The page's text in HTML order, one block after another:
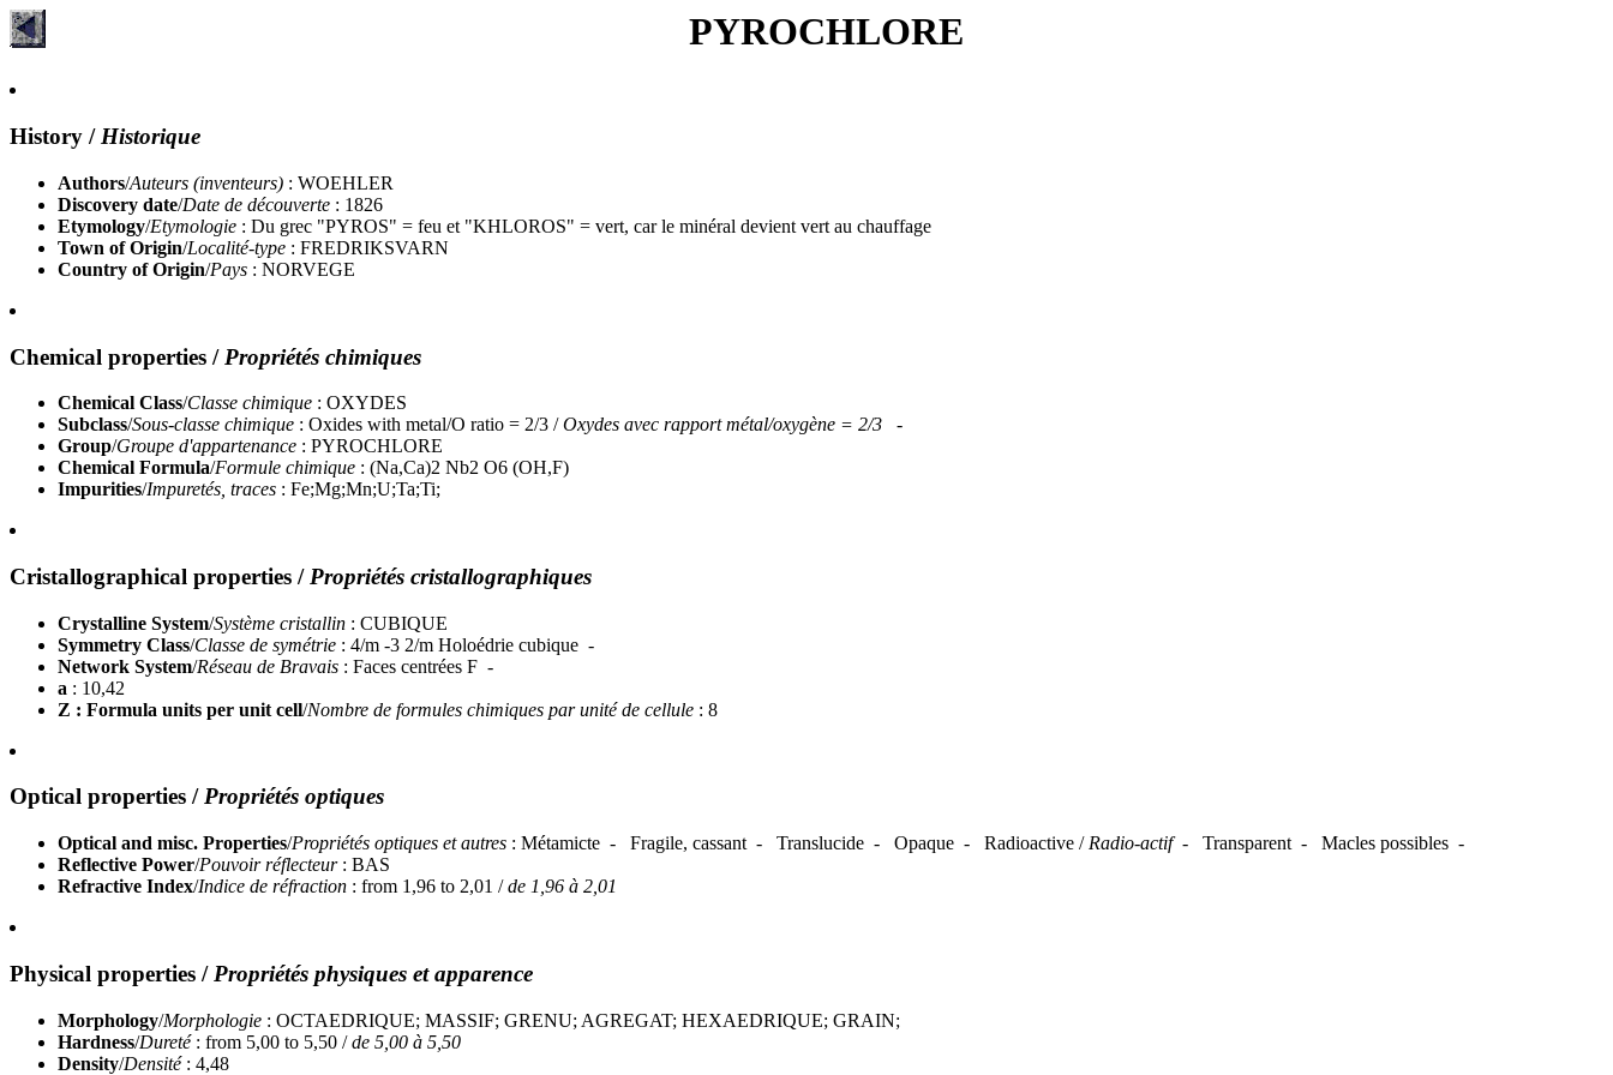
PYROCHLORE
History / Historique
Authors/Auteurs (inventeurs) : WOEHLER
Discovery date/Date de découverte : 1826
Etymology/Etymologie : Du grec "PYROS" = feu et "KHLOROS" = vert, car le minéral devient vert au chauffage
Town of Origin/Localité-type : FREDRIKSVARN
Country of Origin/Pays : NORVEGE
Chemical properties / Propriétés chimiques
Chemical Class/Classe chimique : OXYDES
Subclass/Sous-classe chimique : Oxides with metal/O ratio = 2/3 /Oxydes avec rapport métal/oxygène = 2/3 -
Group/Groupe d'appartenance : PYROCHLORE
Chemical Formula/Formule chimique : (Na,Ca)2 Nb2 O6 (OH,F)
Impurities/Impuretés, traces : Fe;Mg;Mn;U;Ta;Ti;
Cristallographical properties / Propriétés cristallographiques
Crystalline System/Système cristallin : CUBIQUE
Symmetry Class/Classe de symétrie : 4/m -3 2/m Holoédrie cubique -
Network System/Réseau de Bravais : Faces centrées F -
a : 10,42
Z : Formula units per unit cell/Nombre de formules chimiques par unité de cellule : 8
Optical properties /Propriétés optiques
Optical and misc. Properties/Propriétés optiques et autres : Métamicte - Fragile, cassant - Translucide - Opaque - Radioactive / Radio-actif - Transparent - Macles possibles -
Reflective Power/Pouvoir réflecteur: BAS
Refractive Index/Indice de réfraction : from 1,96 to 2,01 /de 1,96 à 2,01
Physical properties / Propriétés physiques et apparence
Morphology/Morphologie : OCTAEDRIQUE; MASSIF; GRENU; AGREGAT; HEXAEDRIQUE; GRAIN;
Hardness/Dureté: from 5,00 to 5,50 /de 5,00 à 5,50
Density/Densité: 4,48